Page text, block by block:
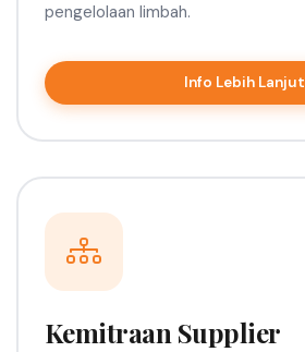
pengelolaan limbah.
Info Lebih Lanjut
Kemitraan Supplier